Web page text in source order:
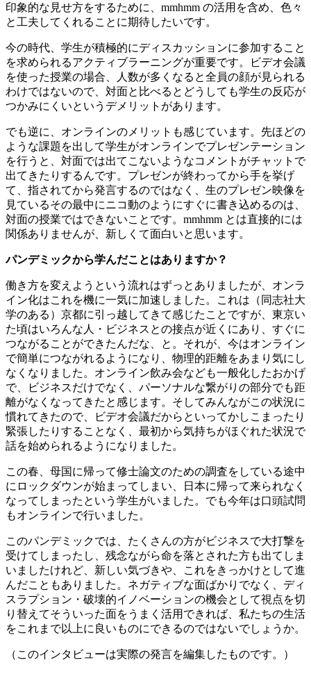
印象的な見せ方をするために、mmhmm の活用を含め、色々
と工夫してくれることに期待したいです。
今の時代、学生が積極的にディスカッションに参加すること
を求められるアクティブラーニングが重要です。ビデオ会議
を使った授業の場合、人数が多くなると全員の顔が見られる
わけではないので、対面と比べるとどうしても学生の反応が
つかみにくいというデメリットがあります。
でも逆に、オンラインのメリットも感じています。先ほどの
ような課題を出して学生がオンラインでプレゼンテーション
を行うと、対面では出てこないようなコメントがチャットで
出てきたりするんです。プレゼンが終わってから手を挙げ
て、指されてから発言するのではなく、生のプレゼン映像を
見ているその最中にニコ動のようにすぐに書き込めるのは、
対面の授業ではできないことです。mmhmm とは直接的には
関係ありませんが、新しくて面白いと思います。
パンデミックから学んだことはありますか？
働き方を変えようという流れはずっとありましたが、オンラ
イン化はこれを機に一気に加速しました。これは（同志社大
学のある）京都に引っ越してきて感じたことですが、東京い
た頃はいろんな人・ビジネスとの接点が近くにあり、すぐに
つながることができたんだな、と。それが、今はオンライン
で簡単につながれるようになり、物理的距離をあまり気にし
なくなりました。オンライン飲み会なども一般化したおかげ
で、ビジネスだけでなく、パーソナルな繋がりの部分でも距
離がなくなってきたと感じます。そしてみんながこの状況に
慣れてきたので、ビデオ会議だからといってかしこまったり
緊張したりすることなく、最初から気持ちがほぐれた状況で
話を始められるようになりました。
この春、母国に帰って修士論文のための調査をしている途中
にロックダウンが始まってしまい、日本に帰って来られなく
なってしまったという学生がいました。でも今年は口頭試問
もオンラインで行いました。
このパンデミックでは、たくさんの方がビジネスで大打撃を
受けてしまったし、残念ながら命を落とされた方も出てしま
いましたけれど、新しい気づきや、これをきっかけとして進
んだこともありました。ネガティブな面ばかりでなく、ディ
スラプション・破壊的イノベーションの機会として視点を切
り替えてそういった面をうまく活用できれば、私たちの生活
をこれまで以上に良いものにできるのではないでしょうか。
（このインタビューは実際の発言を編集したものです。）